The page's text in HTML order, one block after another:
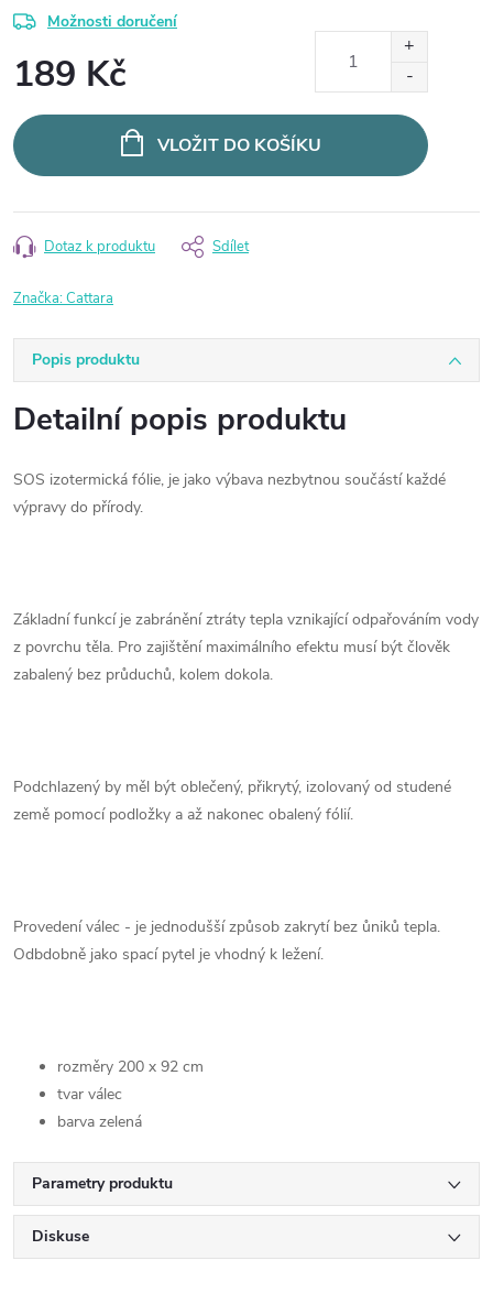
Možnosti doručení
189 Kč
cena:
VLOŽIT DO KOŠÍKU
Dotaz k produktu Sdílet
Značka:Cattara
Popis produktu
Detailní popis produktu
SOS izotermická fólie, je jako výbava nezbytnou součástí každé
výpravy do přírody.
Základní funkcí je zabránění ztráty tepla vznikající odpařováním vody
z povrchu těla. Pro zajištění maximálního efektu musí být člověk
zabalený bez průduchů, kolem dokola.
Podchlazený by měl být oblečený, přikrytý, izolovaný od studené
země pomocí podložky a až nakonec obalený fólií.
Provedení válec - je jednodušší způsob zakrytí bez ůniků tepla.
Odbdobně jako spací pytel je vhodný k ležení.
rozměry 200 x 92 cm
tvar válec
barva zelená
Parametry produktu
Diskuse